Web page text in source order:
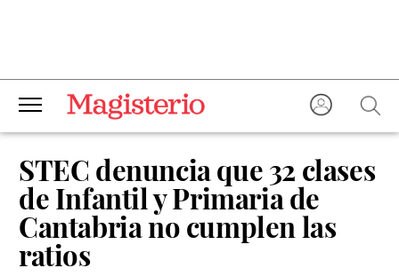
STEC denuncia que 32 clases
de Infantil y Primaria de
Cantabria no cumplen las
ratios